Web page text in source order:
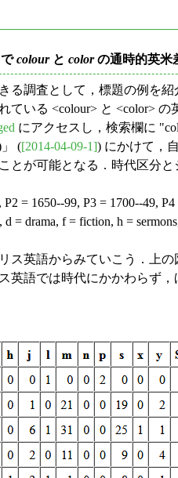
colourと colorの通時的英米
る調査として，標題の例を紹
ている <colour> と <color> の
にアクセスし，検索欄に
」 ([2014-04-09-1]) にかけて，
とが可能となる．時代区分と
= 1650--99, P3 = 1700--49,
= drama, f = fiction, h =
ス英語からみていこう．上の
英語では時代にかかわらず，